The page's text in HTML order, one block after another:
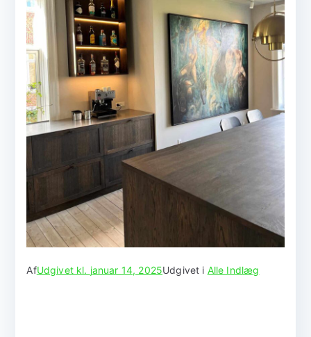
AfUdgivet kl. januar 14, 2025Udgivet i Alle Indlæg